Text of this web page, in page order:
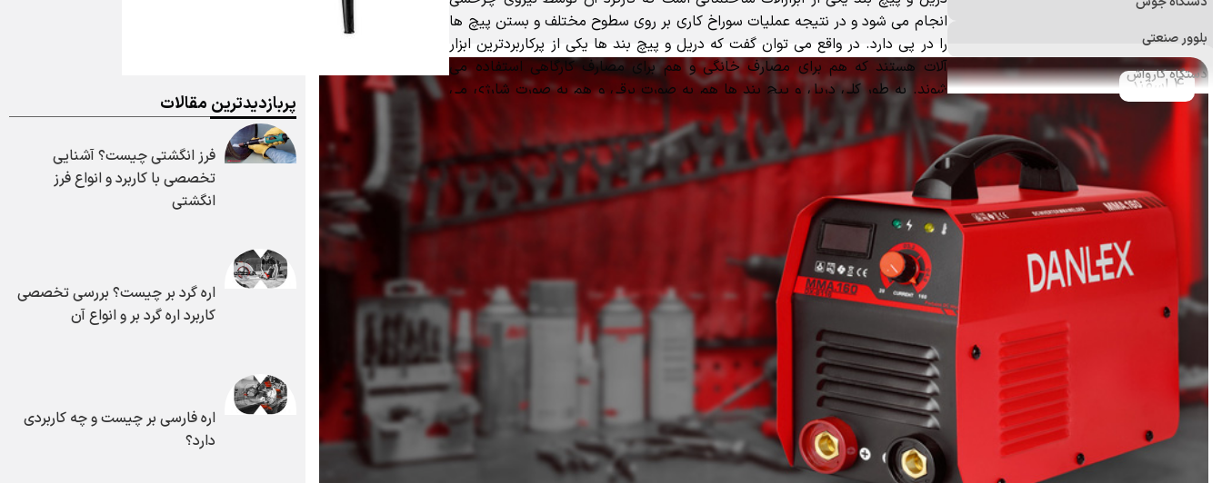
بلوور صنعتی
دستگاه کارواش
دستگاه پولیش
منگنه کوب و میخکوب
ابزارآلات اندازه‌گیری
ابزار جانبی
انجام می شود و در نتیجه عملیات سوراخ کاری بر روی سطوح مختلف و بستن پیچ ها
را در پی دارد. در واقع می توان گفت که دریل و پیچ بند ها یکی از پرکاربردترین ابزار
آلات هستند که هم برای مصارف خانگی و هم برای مصارف کارگاهی استفاده می
شوند. به طور کلی دریل و پیچ بند ها هم به صورت برقی و هم به صورت شارژی می
باشند.
4 اسفند
پربازدیدترین مقالات
فرز انگشتی چیست؟ آشنایی
تخصصی با کاربرد و انواع فرز
انگشتی
اره گرد بر چیست؟ بررسی تخصصی
کاربرد اره گرد بر و انواع آن
اره فارسی بر چیست و چه کاربردی
دارد؟